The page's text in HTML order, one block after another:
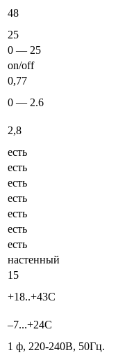
48
25
0 — 25
on/off
0,77
0 — 2.6
2,8
есть
есть
есть
есть
есть
есть
есть
настенный
15
+18..+43С
–7...+24С
1 ф, 220-240В, 50Гц.